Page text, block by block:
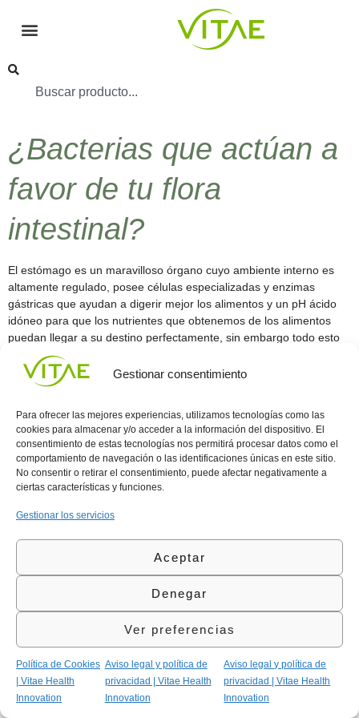
Gestionar consentimiento
Para ofrecer las mejores experiencias, utilizamos tecnologías como las
cookies para almacenar y/o acceder a la información del dispositivo. El
consentimiento de estas tecnologías nos permitirá procesar datos como el
comportamiento de navegación o las identificaciones únicas en este sitio.
No consentir o retirar el consentimiento, puede afectar negativamente a
ciertas características y funciones.
Gestionar los servicios
Aceptar
Denegar
Ver preferencias
Política de Cookies
| Vitae Health
Innovation
Aviso legal y política de
privacidad | Vitae Health
Innovation
Aviso legal y política de
privacidad | Vitae Health
Innovation
¿Bacterias que actúan a
favor de tu flora
intestinal?
El estómago es un maravilloso órgano cuyo ambiente interno es
altamente regulado, posee células especializadas y enzimas
gástricas que ayudan a digerir mejor los alimentos y un pH ácido
idóneo para que los nutrientes que obtenemos de los alimentos
puedan llegar a su destino perfectamente, sin embargo todo esto
requiere de la presencia de bacterias […]
Conocenos
internaciona
l
Contacto
Área
profesional
Privacidad
Política
de
Cookies
908
700
contacta@vitae.es
©Vitae Health Innovation S.L. Todos los derechos